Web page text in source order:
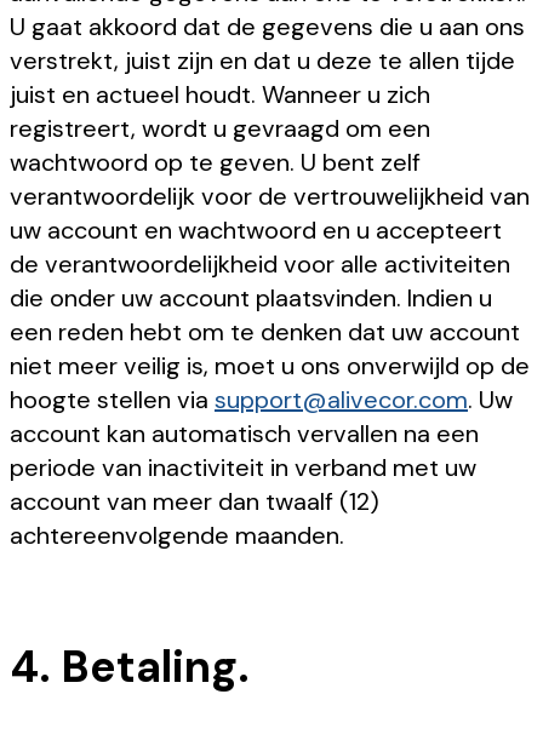
U gaat akkoord dat de gegevens die u aan ons
verstrekt, juist zijn en dat u deze te allen tijde
juist en actueel houdt. Wanneer u zich
registreert, wordt u gevraagd om een
wachtwoord op te geven. U bent zelf
verantwoordelijk voor de vertrouwelijkheid van
uw account en wachtwoord en u accepteert
de verantwoordelijkheid voor alle activiteiten
die onder uw account plaatsvinden. Indien u
een reden hebt om te denken dat uw account
niet meer veilig is, moet u ons onverwijld op de
hoogte stellen via support@alivecor.com. Uw
account kan automatisch vervallen na een
periode van inactiviteit in verband met uw
account van meer dan twaalf (12)
achtereenvolgende maanden.
4. Betaling.